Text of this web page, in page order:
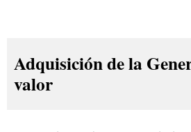
Adquisición de la
valor